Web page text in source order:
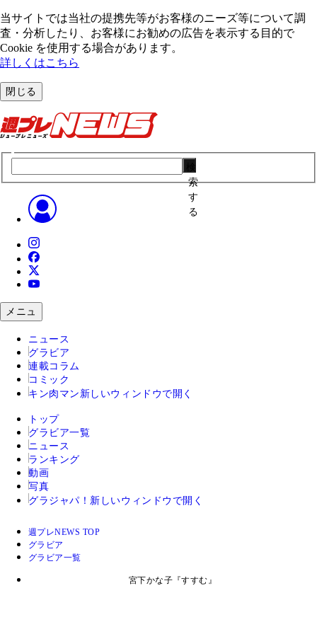
当サイトでは当社の提携先等がお客様のニーズ等について調
査・分析したり、お客様にお勧めの広告を表⽰する⽬的で
Cookie を使⽤する場合があります。
詳しくはこちら
閉じる
索
す
る
メニュ
ニュース
グラビア
連載コラム
コミック
キン肉マン 新しいウィンドウで開く
トップ
グラビア一覧
ニュース
ランキング
動画
写真
グラジャパ！ 新しいウィンドウで開く
週プレNEWS TOP
グラビア
グラビア一覧
宮下かな子『すすむ』